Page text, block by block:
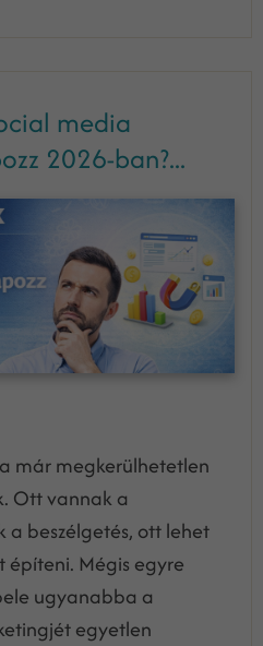
media
2026-ban?...
már megkerülhetetlen
Ott vannak a
a beszélgetés, ott lehet
Mégis egyre
ugyanabba a
egyetlen